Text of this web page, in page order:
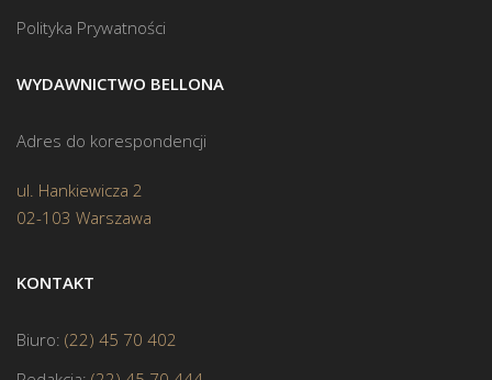
Polityka Prywatności
WYDAWNICTWO BELLONA
Adres do korespondencji
ul. Hankiewicza 2
02-103 Warszawa
KONTAKT
Biuro: (22) 45 70 402